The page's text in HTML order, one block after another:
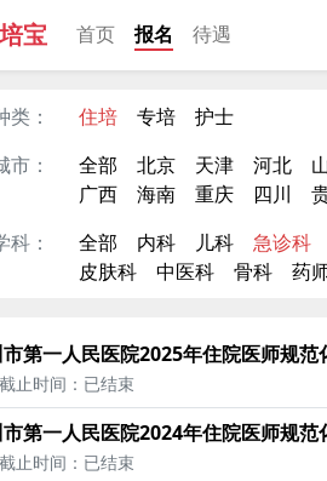
宝 首页 报名 待遇
类： 住培 专培
护士
市：
全部 北京 天津 河北
广西
海南 重庆 四川
科：
全部 内科 儿科 急诊科
皮肤科
中医科 骨科 药
第一人民医院2025年住院医师规范
止时间：已结束
第一人民医院2024年住院医师规范
止时间：已结束